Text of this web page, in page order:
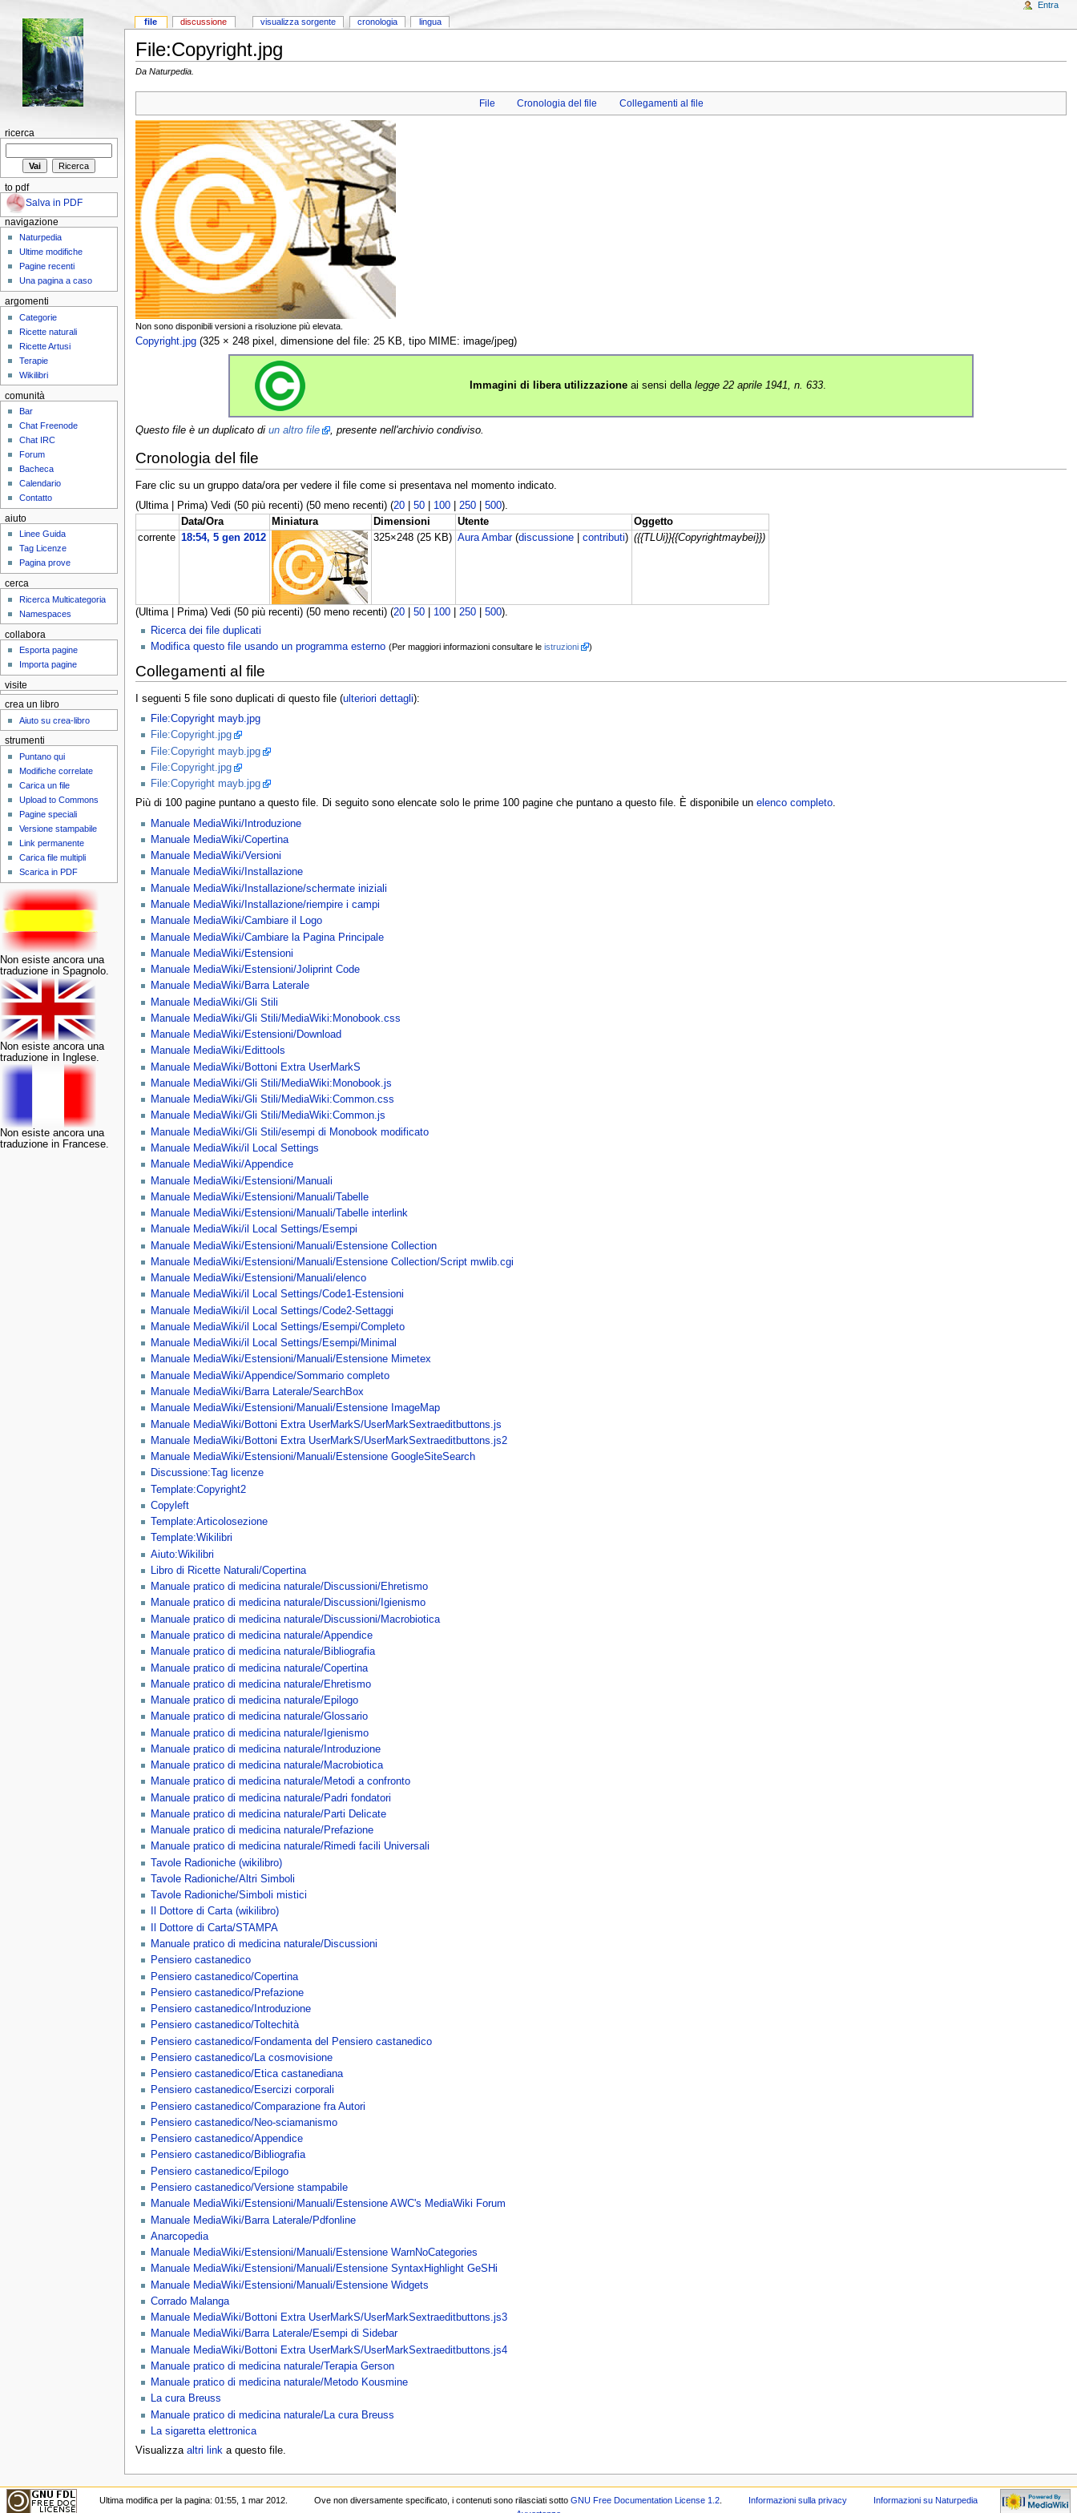
File:Copyright.jpg
Da Naturpedia.
File Cronologia del file Collegamenti al file
Non sono disponibili versioni a risoluzione più elevata.
Copyright.jpg‎ (325 × 248 pixel, dimensione del file: 25 KB, tipo MIME: image/jpeg)
Immagini di libera utilizzazione ai sensi dellalegge 22 aprile 1941, n. 633.
Questo file è un duplicato di un altro file , presente nell'archivio condiviso.
Cronologia del file
Fare clic su un gruppo data/ora per vedere il file come si presentava nel momento indicato.
(Ultima | Prima) Vedi (50 più recenti) (50 meno recenti) (20| 50| 100| 250| 500).
Data/Ora
Miniatura Dimensioni Utente
Oggetto
corrente 18:54, 5 gen 2012 325×248(25 KB) Aura Ambar (discussione |contributi) ({{TLUi}}{{Copyrightmaybei}})
(Ultima | Prima) Vedi (50 più recenti) (50 meno recenti) (20| 50| 100| 250| 500).
Ricerca dei file duplicati
Modifica questo file usando un programma esterno (Per maggiori informazioni consultare le istruzioni )
Collegamenti al file
I seguenti 5 file sono duplicati di questo file (ulteriori dettagli):
File:Copyright mayb.jpg
File:Copyright.jpg
File:Copyright mayb.jpg
File:Copyright.jpg
File:Copyright mayb.jpg
Più di 100 pagine puntano a questo file. Di seguito sono elencate solo le prime 100 pagine che puntano a questo file. È disponibile un elenco completo.
Manuale MediaWiki/Introduzione
Manuale MediaWiki/Copertina
Manuale MediaWiki/Versioni
Manuale MediaWiki/Installazione
Manuale MediaWiki/Installazione/schermate iniziali
Manuale MediaWiki/Installazione/riempire i campi
Manuale MediaWiki/Cambiare il Logo
Manuale MediaWiki/Cambiare la Pagina Principale
Manuale MediaWiki/Estensioni
Manuale MediaWiki/Estensioni/Joliprint Code
Manuale MediaWiki/Barra Laterale
Manuale MediaWiki/Gli Stili
Manuale MediaWiki/Gli Stili/MediaWiki:Monobook.css
Manuale MediaWiki/Estensioni/Download
Manuale MediaWiki/Edittools
Manuale MediaWiki/Bottoni Extra UserMarkS
Manuale MediaWiki/Gli Stili/MediaWiki:Monobook.js
Manuale MediaWiki/Gli Stili/MediaWiki:Common.css
Manuale MediaWiki/Gli Stili/MediaWiki:Common.js
Manuale MediaWiki/Gli Stili/esempi di Monobook modificato
Manuale MediaWiki/il Local Settings
Manuale MediaWiki/Appendice
Manuale MediaWiki/Estensioni/Manuali
Manuale MediaWiki/Estensioni/Manuali/Tabelle
Manuale MediaWiki/Estensioni/Manuali/Tabelle interlink
Manuale MediaWiki/il Local Settings/Esempi
Manuale MediaWiki/Estensioni/Manuali/Estensione Collection
Manuale MediaWiki/Estensioni/Manuali/Estensione Collection/Script mwlib.cgi
Manuale MediaWiki/Estensioni/Manuali/elenco
Manuale MediaWiki/il Local Settings/Code1-Estensioni
Manuale MediaWiki/il Local Settings/Code2-Settaggi
Manuale MediaWiki/il Local Settings/Esempi/Completo
Manuale MediaWiki/il Local Settings/Esempi/Minimal
Manuale MediaWiki/Estensioni/Manuali/Estensione Mimetex
Manuale MediaWiki/Appendice/Sommario completo
Manuale MediaWiki/Barra Laterale/SearchBox
Manuale MediaWiki/Estensioni/Manuali/Estensione ImageMap
Manuale MediaWiki/Bottoni Extra UserMarkS/UserMarkSextraeditbuttons.js
Manuale MediaWiki/Bottoni Extra UserMarkS/UserMarkSextraeditbuttons.js2
Manuale MediaWiki/Estensioni/Manuali/Estensione GoogleSiteSearch
Discussione:Tag licenze
Template:Copyright2
Copyleft
Template:Articolosezione
Template:Wikilibri
Aiuto:Wikilibri
Libro di Ricette Naturali/Copertina
Manuale pratico di medicina naturale/Discussioni/Ehretismo
Manuale pratico di medicina naturale/Discussioni/Igienismo
Manuale pratico di medicina naturale/Discussioni/Macrobiotica
Manuale pratico di medicina naturale/Appendice
Manuale pratico di medicina naturale/Bibliografia
Manuale pratico di medicina naturale/Copertina
Manuale pratico di medicina naturale/Ehretismo
Manuale pratico di medicina naturale/Epilogo
Manuale pratico di medicina naturale/Glossario
Manuale pratico di medicina naturale/Igienismo
Manuale pratico di medicina naturale/Introduzione
Manuale pratico di medicina naturale/Macrobiotica
Manuale pratico di medicina naturale/Metodi a confronto
Manuale pratico di medicina naturale/Padri fondatori
Manuale pratico di medicina naturale/Parti Delicate
Manuale pratico di medicina naturale/Prefazione
Manuale pratico di medicina naturale/Rimedi facili Universali
Tavole Radioniche (wikilibro)
Tavole Radioniche/Altri Simboli
Tavole Radioniche/Simboli mistici
Il Dottore di Carta (wikilibro)
Il Dottore di Carta/STAMPA
Manuale pratico di medicina naturale/Discussioni
Pensiero castanedico
Pensiero castanedico/Copertina
Pensiero castanedico/Prefazione
Pensiero castanedico/Introduzione
Pensiero castanedico/Toltechità
Pensiero castanedico/Fondamenta del Pensiero castanedico
Pensiero castanedico/La cosmovisione
Pensiero castanedico/Etica castanediana
Pensiero castanedico/Esercizi corporali
Pensiero castanedico/Comparazione fra Autori
Pensiero castanedico/Neo-sciamanismo
Pensiero castanedico/Appendice
Pensiero castanedico/Bibliografia
Pensiero castanedico/Epilogo
Pensiero castanedico/Versione stampabile
Manuale MediaWiki/Estensioni/Manuali/Estensione AWC's MediaWiki Forum
Manuale MediaWiki/Barra Laterale/Pdfonline
Anarcopedia
Manuale MediaWiki/Estensioni/Manuali/Estensione WarnNoCategories
Manuale MediaWiki/Estensioni/Manuali/Estensione SyntaxHighlight GeSHi
Manuale MediaWiki/Estensioni/Manuali/Estensione Widgets
Corrado Malanga
Manuale MediaWiki/Bottoni Extra UserMarkS/UserMarkSextraeditbuttons.js3
Manuale MediaWiki/Barra Laterale/Esempi di Sidebar
Manuale MediaWiki/Bottoni Extra UserMarkS/UserMarkSextraeditbuttons.js4
Manuale pratico di medicina naturale/Terapia Gerson
Manuale pratico di medicina naturale/Metodo Kousmine
La cura Breuss
Manuale pratico di medicina naturale/La cura Breuss
La sigaretta elettronica
Visualizza altri linka questo file.
file discussione visualizza sorgente cronologia lingua
Entra
ricerca
to pdf
Salva in PDF
navigazione
Naturpedia
Ultime modifiche
Pagine recenti
Una pagina a caso
argomenti
Categorie
Ricette naturali
Ricette Artusi
Terapie
Wikilibri
comunità
Bar
Chat Freenode
Chat IRC
Forum
Bacheca
Calendario
Contatto
aiuto
Linee Guida
Tag Licenze
Pagina prove
cerca
Ricerca Multicategoria
Namespaces
collabora
Esporta pagine
Importa pagine
visite
crea un libro
Aiuto su crea-libro
strumenti
Puntano qui
Modifiche correlate
Carica un file
Upload to Commons
Pagine speciali
Versione stampabile
Link permanente
Carica file multipli
Scarica in PDF
Non esiste ancora una
traduzione in Spagnolo.
Non esiste ancora una
traduzione in Inglese.
Non esiste ancora una
traduzione in Francese.
Ultima modifica per la pagina: 01:55, 1 mar 2012. Ove non diversamente specificato, i contenuti sono rilasciati sottoGNU Free Documentation License 1.2 Informazioni sulla privacy
Informazioni su Naturpedia